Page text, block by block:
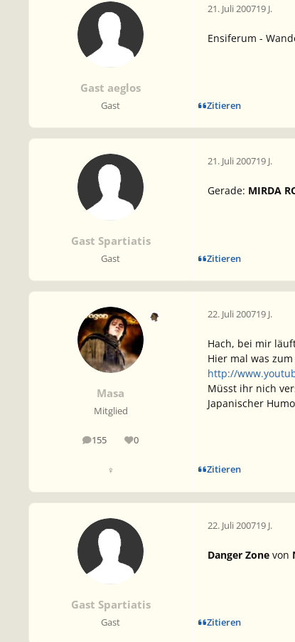
Gast aeglos
Gast
21. Juli 200719 J.
Ensiferum -
Zitieren
Gast Spartiatis
Gast
21. Juli 200719 J.
Gerade: MIRDA
Zitieren
Masa
Mitglied
155
Beiträge 0
Reputation
♀
22. Juli 200719 J.
Hach, bei mir
Hier mal was
http://
Müsst ihr nich
Japanischer
Zitieren
Gast Spartiatis
Gast
22. Juli 200719 J.
Danger Zone von
Zitieren